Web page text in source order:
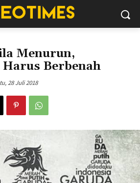
Menurun,
Berbenah
28 Juli 2018